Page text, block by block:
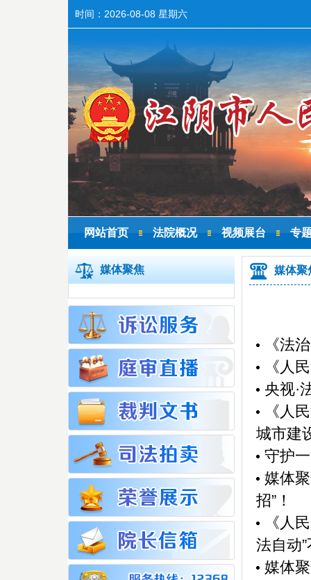
时间： 2026-08-08 星期六
网站首页 法院概况 视频展台 专
媒体聚焦 媒体聚
《法
《人
央视·
《人
城市建
守护
媒体
招”！
《人
法自动
媒体